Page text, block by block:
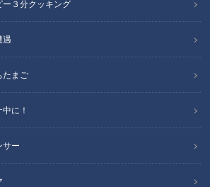
ー３分クッキング
遇
たまご
に！
サー
AC』より「やぐら太鼓と相撲のぼり」